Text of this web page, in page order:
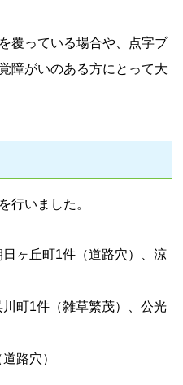
覆っている場合や、点字ブ
障がいのある方にとって大
行いました。
ヶ丘町1件（道路穴）、涼
町1件（雑草繁茂）、公光
路穴）